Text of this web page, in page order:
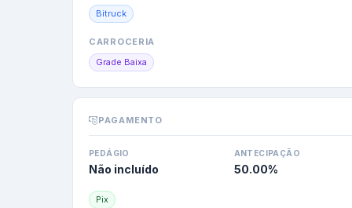
Bitruck
CARROCERIA
Grade Baixa
PAGAMENTO
PEDÁGIO
Não incluído
ANTECIPAÇÃO
50.00%
Pix